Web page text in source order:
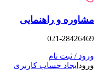
و راهنمایی
021-
/ ثبت نام
ایجاد حساب کاربری